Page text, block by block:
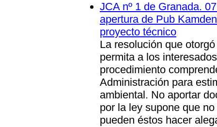
JCA nº 1 de Granada.
apertura de Pub
proyecto técnico
La resolución que
permita a los
procedimiento
Administración para
ambiental. No aportar
por la ley supone que
pueden éstos hacer